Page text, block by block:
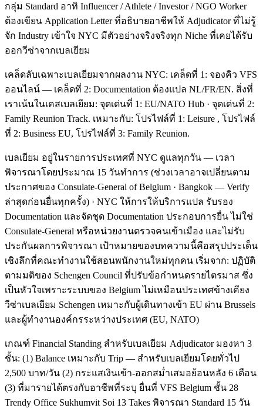
กลุ่ม Standard อาทิ Influencer / Athlete / Investor / NGO Worker
ต้องเขียน Application Letter ที่อธิบายอาชีพให้ Adjudicator ที่ไม่รู้
จัก Industry เข้าใจ NYC มีตัวอย่างจริงจริงทุก Niche ที่เคยได้รับ
ออกวีซ่าจากเบลเยียม
เคล็ดลับเฉพาะเบลเยียมจากผลงาน NYC: เคล็ดที่ 1: จองคิว VFS
ออนไลน์ — เคล็ดที่ 2: Documentation ต้องแปล NL/FR/EN. สิ่งที่
เราเน้นในเคสเบลเยียม: จุดเด่นที่ 1: EU/NATO Hub · จุดเด่นที่ 2:
Family Reunion Track. เหมาะกับ: โปรไฟล์ที่ 1: Leisure , โปรไฟล์
ที่ 2: Business EU, โปรไฟล์ที่ 3: Family Reunion.
เบลเยียม อยู่ในรายการประเทศที่ NYC ดูแลทุกวัน — เวลา
พิจารณาโดยประมาณ 15 วันทำการ (ช่วงเวลาอาจเปลี่ยนตาม
ประกาศของ Consulate-General of Belgium · Bangkok — Verify
ล่าสุดก่อนยื่นทุกครั้ง) · NYC ให้การให้บริการแปล รับรอง
Documentation และจัดชุด Documentation ประกอบการยื่น ไม่ใช่
Consulate-General หรือหน่วยงานตรวจคนเข้าเมือง และไม่รับ
ประกันผลการพิจารณา เป้าหมายของบทความนี้คือสรุปประเด็น
เชิงลึกที่คณะทำงานใช้สอนพนักงานใหม่ทุกคน เริ่มจาก: ปฏิบัติ
ตามมติของ Schengen Council ที่ปรับข้อกำหนดรายไตรมาส ซึ่ง
เป็นหัวใจเพราะระบบของ Belgium ไม่เหมือนประเทศข้างเคียง
วีซ่าเบลเยียม Schengen เหมาะกับผู้เดินทางเข้า EU ผ่าน Brussels
และผู้ทำงานองค์กรระหว่างประเทศ (EU, NATO)
เกณฑ์ Financial Standing สำหรับเบลเยียม Adjudicator มองหา 3
ชั้น: (1) Balance เหมาะกับ Trip — สำหรับเบลเยียมโดยทั่วไป
2,500 บาท/วัน (2) กระแสเงินเข้า-ออกสม่ำเสมอย้อนหลัง 6 เดือน
(3) ที่มารายได้ตรงกับอาชีพที่ระบุ ยื่นที่ VFS Belgium ชั้น 28
Trendy Office Sukhumvit Soi 13 Takes พิจารณา Standard 15 วัน